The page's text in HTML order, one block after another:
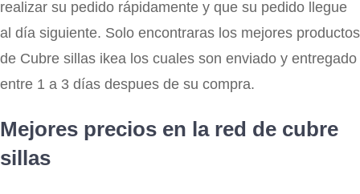
realizar su pedido rápidamente y que su pedido llegue
al día siguiente. Solo encontraras los mejores productos
de Cubre sillas ikea los cuales son enviado y entregado
entre 1 a 3 días despues de su compra.
Mejores precios en la red de cubre
sillas